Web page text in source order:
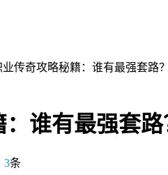
传奇攻略秘籍：谁有最强套路？
谁有最强套路
3条